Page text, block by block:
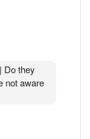
Do they
not aware